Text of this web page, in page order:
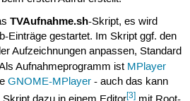
TVAufnahme.sh-Skript, es wird
Einträge gestartet. Im Skript ggf. den
Aufzeichnungen anpassen, Standard
Aufnahmeprogramm ist MPlayer
GNOME-MPlayer- auch das kann
[3]